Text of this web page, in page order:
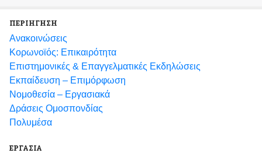
ΠΕΡΙΗΓΗΣΗ
Ανακοινώσεις
Κορωνοϊός: Επικαιρότητα
Eπιστημονικές & Επαγγελματικές Eκδηλώσεις
Εκπαίδευση – Επιμόρφωση
Νομοθεσία – Εργασιακά
Δράσεις Ομοσπονδίας
Πολυμέσα
ΕΡΓΑΣΙΑ